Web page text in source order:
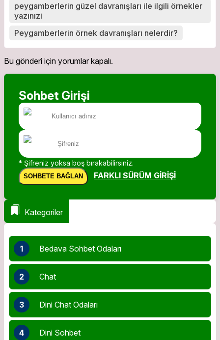
peygamberlerin güzel davranışları ile ilgili örnekler
yazınızi
Peygamberlerin örnek davranışları nelerdir?
Bu gönderi için yorumlar kapalı.
Sohbet Girişi
* Şifreniz yoksa boş bırakabilirsiniz.
SOHBETE BAĞLAN FARKLI SÜRÜM GIRIŞI
Kategoriler
1 Bedava Sohbet Odaları
2 Chat
3 Dini Chat Odaları
4 Dini Sohbet